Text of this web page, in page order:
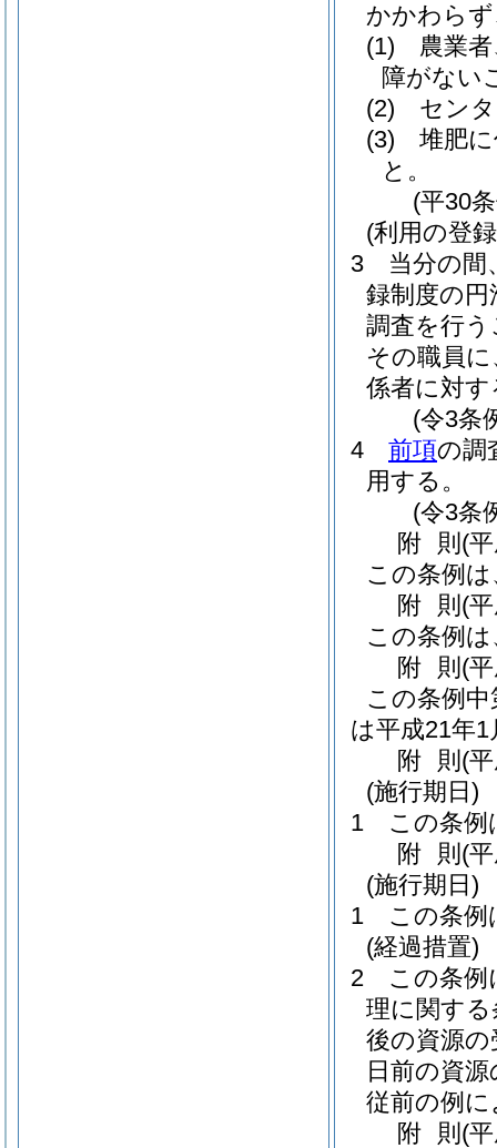
かかわら
(1)
農業
障がない
(2)
セン
(3)
堆肥
と。
(平30
(利用の登
3
当分の間
録制度の
調査を行
その職員
係者に対
(令3条
4
前項の調
用する。
(令3条
附 則 (
この条例
附 則 (
この条例
附 則 (
この条例
は平成21年
附 則 (
(施行期日)
1
この条例
附 則 (
(施行期日)
1
この条例
(経過措置)
2
この条例
理に関す
後の資源
日前の資
従前の例
附 則 (